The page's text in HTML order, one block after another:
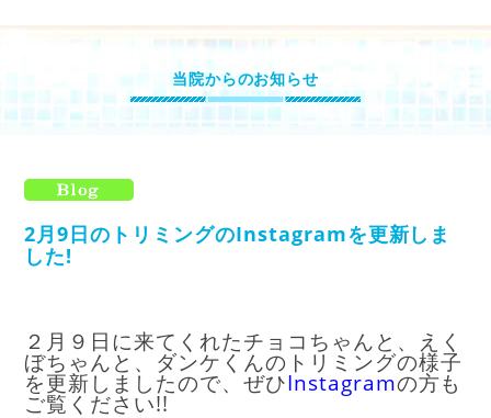
当院からのお知らせ
2月9日のトリミングのInstagramを更新しま
した!
２月９日に来てくれたチョコちゃんと、えく
ぼちゃんと、ダンケくんのトリミングの様子
を更新しましたので、ぜひInstagramの方も
ご覧ください!!